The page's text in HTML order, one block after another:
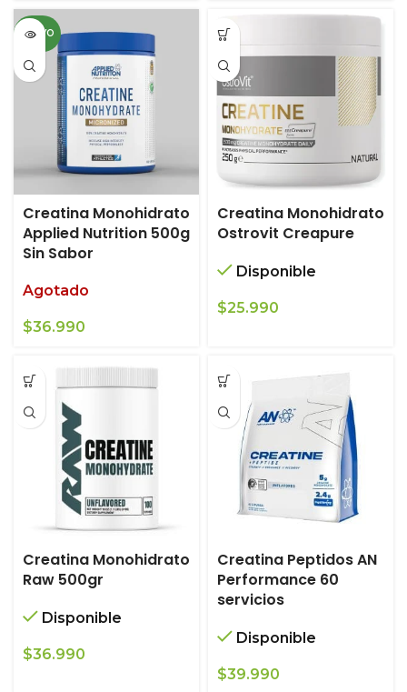
NUEVO
Creatina Monohidrato
Applied Nutrition 500g
Sin Sabor
Agotado
$36.990
Creatina Monohidrato
Ostrovit Creapure
Disponible
$25.990
Creatina Monohidrato
Raw 500gr
Disponible
$36.990
Creatina Peptidos AN
Performance 60
servicios
Disponible
$39.990